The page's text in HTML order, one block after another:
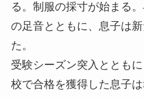
る。制服の採寸が始まる
の足音とともに、息子は
た。
受験シーズン突入ととも
校で合格を獲得した息子